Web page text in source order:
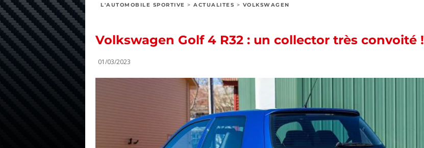
L'AUTOMOBILE SPORTIVE > ACTUALITES > VOLKSWAGEN
Volkswagen Golf 4 R32 : un collector très convoité !
01/03/2023